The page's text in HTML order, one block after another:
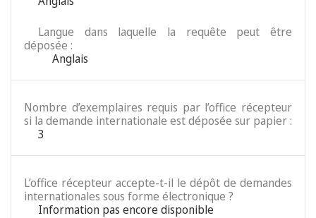
Langue dans laquelle la requête peut être
déposée :
Anglais
Nombre d’exemplaires requis par l’office récepteur
si la demande internationale est déposée sur papier :
3
L’office récepteur accepte-t-il le dépôt de demandes
internationales sous forme électronique ?
Information pas encore disponible